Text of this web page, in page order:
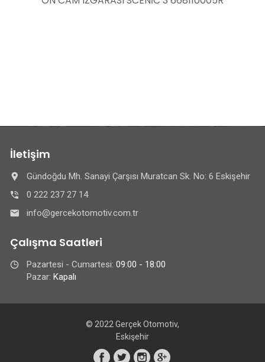
İletişim
Gündoğdu Mh. Sanayi Çarşısı Muratcan Sk. No: 6 Eskişehir
0 222 237 27 14
info@gercekotomotiv.com.tr
Çalışma Saatleri
Pazartesi - Cumartesi: 09:00 - 18:00
Pazar: Kapalı
© 2022 Gerçek Otomotiv,
Eskişehir